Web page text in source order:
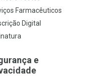
Farmacêuticos
Digital
e